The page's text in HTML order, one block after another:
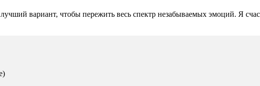
вариант, чтобы пережить весь спектр незабываемых эмоций. Я